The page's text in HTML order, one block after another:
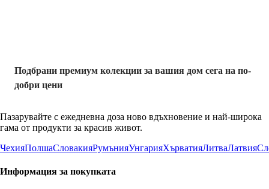
Подбрани премиум колекции за вашия дом сега на по-
добри цени
Пазарувайте с ежедневна доза ново вдъхновение и най-широка
гама от продукти за красив живот.
ЧехияПолшаСловакияРумънияУнгарияХърватияЛитваЛатвия
Информация за покупката